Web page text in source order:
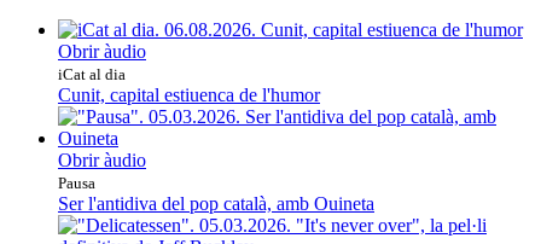
Obrir àudio
iCat al dia
Cunit, capital estiuenca de l'humor
Obrir àudio
Pausa
Ser l'antidiva del pop català, amb Ouineta